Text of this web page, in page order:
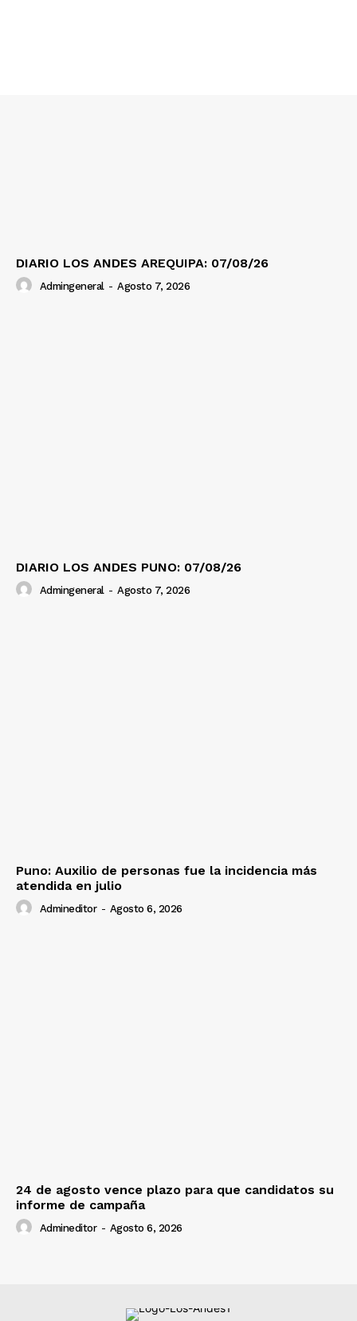
DIARIO LOS ANDES AREQUIPA: 07/08/26
Admingeneral - Agosto 7, 2026
DIARIO LOS ANDES PUNO: 07/08/26
Admingeneral - Agosto 7, 2026
Puno: Auxilio de personas fue la incidencia más
atendida en julio
Admineditor - Agosto 6, 2026
24 de agosto vence plazo para que candidatos su
informe de campaña
Admineditor - Agosto 6, 2026